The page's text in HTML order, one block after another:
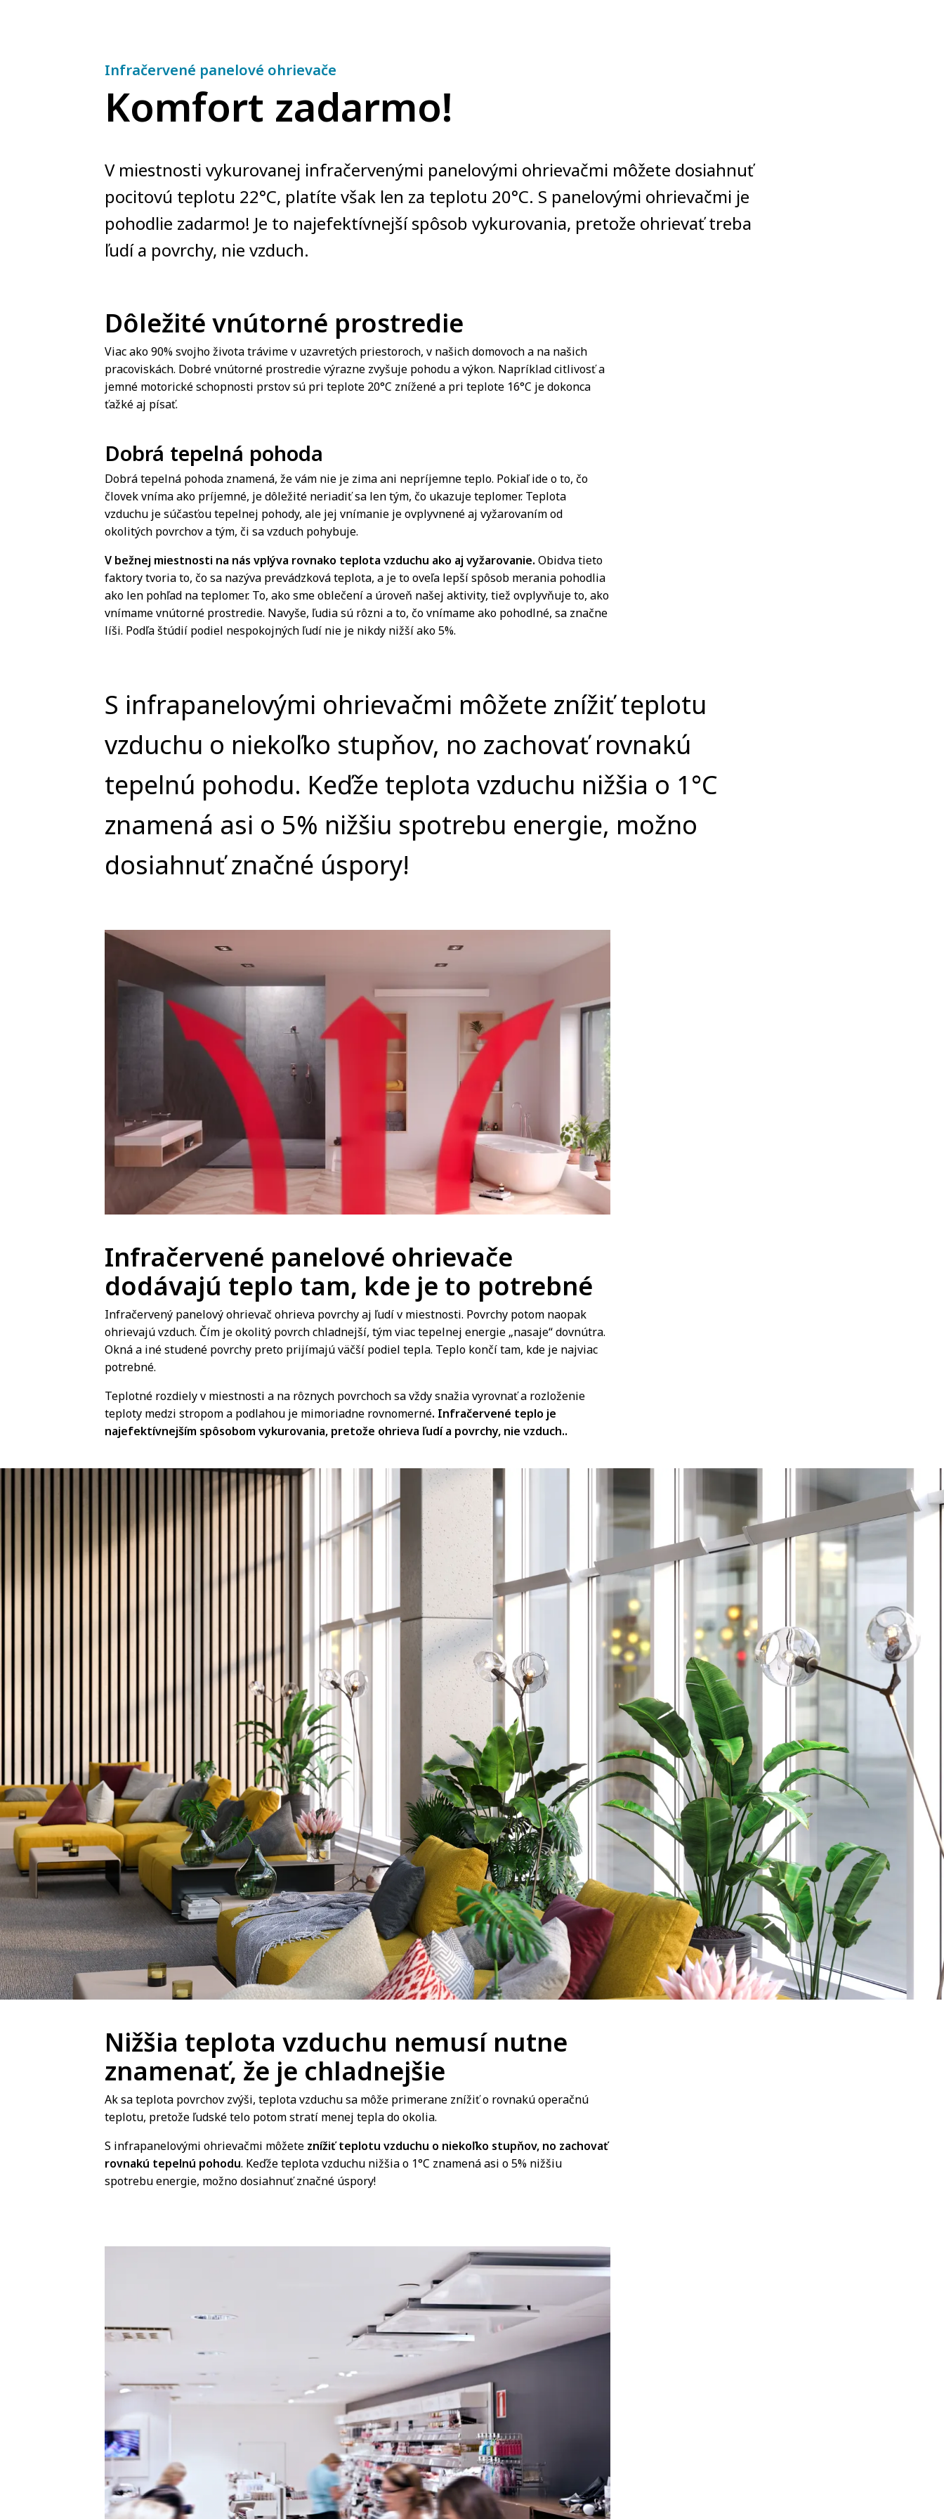
Komfort zadarmo!
Infračervené panelové ohrievače
V miestnosti vykurovanej infračervenými panelovými ohrievačmi môžete dosiahnuť
pocitovú teplotu 22°C, platíte však len za teplotu 20°C. S panelovými ohrievačmi je
pohodlie zadarmo! Je to najefektívnejší spôsob vykurovania, pretože ohrievať treba
ľudí a povrchy, nie vzduch.
Dôležité vnútorné prostredie
Viac ako 90% svojho života trávime v uzavretých priestoroch, v našich domovoch a na našich
pracoviskách. Dobré vnútorné prostredie výrazne zvyšuje pohodu a výkon. Napríklad citlivosť a
jemné motorické schopnosti prstov sú pri teplote 20°C znížené a pri teplote 16°C je dokonca
ťažké aj písať.
Dobrá tepelná pohoda
Dobrá tepelná pohoda znamená, že vám nie je zima ani nepríjemne teplo. Pokiaľ ide o to, čo
človek vníma ako príjemné, je dôležité neriadiť sa len tým, čo ukazuje teplomer. Teplota
vzduchu je súčasťou tepelnej pohody, ale jej vnímanie je ovplyvnené aj vyžarovaním od
okolitých povrchov a tým, či sa vzduch pohybuje.
V bežnej miestnosti na nás vplýva rovnako teplota vzduchu ako aj vyžarovanie. Obidva tieto
faktory tvoria to, čo sa nazýva prevádzková teplota, a je to oveľa lepší spôsob merania pohodlia
ako len pohľad na teplomer. To, ako sme oblečení a úroveň našej aktivity, tiež ovplyvňuje to, ako
vnímame vnútorné prostredie. Navyše, ľudia sú rôzni a to, čo vnímame ako pohodlné, sa značne
líši. Podľa štúdií podiel nespokojných ľudí nie je nikdy nižší ako 5%.
S infrapanelovými ohrievačmi môžete znížiť teplotu
vzduchu o niekoľko stupňov, no zachovať rovnakú
tepelnú pohodu. Keďže teplota vzduchu nižšia o 1°C
znamená asi o 5% nižšiu spotrebu energie, možno
dosiahnuť značné úspory!
Infračervené panelové ohrievače
dodávajú teplo tam, kde je to potrebné
Infračervený panelový ohrievač ohrieva povrchy aj ľudí v miestnosti. Povrchy potom naopak
ohrievajú vzduch. Čím je okolitý povrch chladnejší, tým viac tepelnej energie „nasaje“ dovnútra.
Okná a iné studené povrchy preto prijímajú väčší podiel tepla. Teplo končí tam, kde je najviac
potrebné.
Teplotné rozdiely v miestnosti a na rôznych povrchoch sa vždy snažia vyrovnať a rozloženie
teploty medzi stropom a podlahou je mimoriadne rovnomerné. Infračervené teplo je
najefektívnejším spôsobom vykurovania, pretože ohrieva ľudí a povrchy, nie vzduch..
Nižšia teplota vzduchu nemusí nutne
znamenať, že je chladnejšie
Ak sa teplota povrchov zvýši, teplota vzduchu sa môže primerane znížiť o rovnakú operačnú
teplotu, pretože ľudské telo potom stratí menej tepla do okolia.
S infrapanelovými ohrievačmi môžete znížiť teplotu vzduchu o niekoľko stupňov, no zachovať
rovnakú tepelnú pohodu. Keďže teplota vzduchu nižšia o 1°C znamená asi o 5% nižšiu
spotrebu energie, možno dosiahnuť značné úspory!